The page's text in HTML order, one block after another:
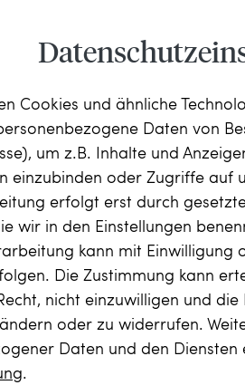
Korunde begegnen
ganz farblose Steine
prächtig roten Steine
außerordentliche
Farbe oft mit
„Rubine eignen sich
gilt er als das
Liebe“ (Bazar.
1,80 ct, 6,86 x 6,04
ca. 1,10 ct,
(Wesselton, H),
teilweise
Cookies und ähnliche
Daten von
um z.B. Inhalte und
einzubinden oder Zugriffe auf
erfolgt erst durch
wir in den Einstellungen
kann mit Einwilligung
Die Zustimmung kann
nicht einzuwilligen und
oder zu widerrufen.
Daten und den
.